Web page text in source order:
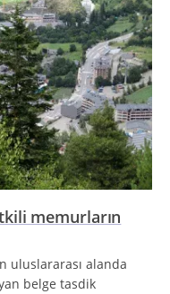
memurların
uluslararası alanda
belge tasdik